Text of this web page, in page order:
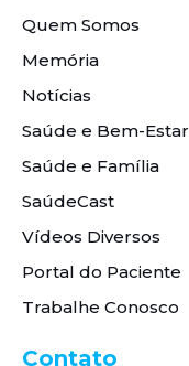
Quem Somos
Memória
Notícias
Saúde e Bem-Estar
Saúde e Família
SaúdeCast
Vídeos Diversos
Portal do Paciente
Trabalhe Conosco
Contato